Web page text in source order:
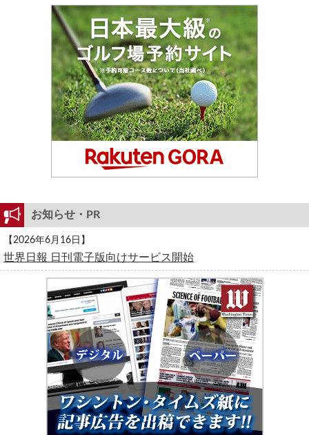
お知らせ・PR
【2026年6月16日】
世界日報 日刊電子版向けサービス開始